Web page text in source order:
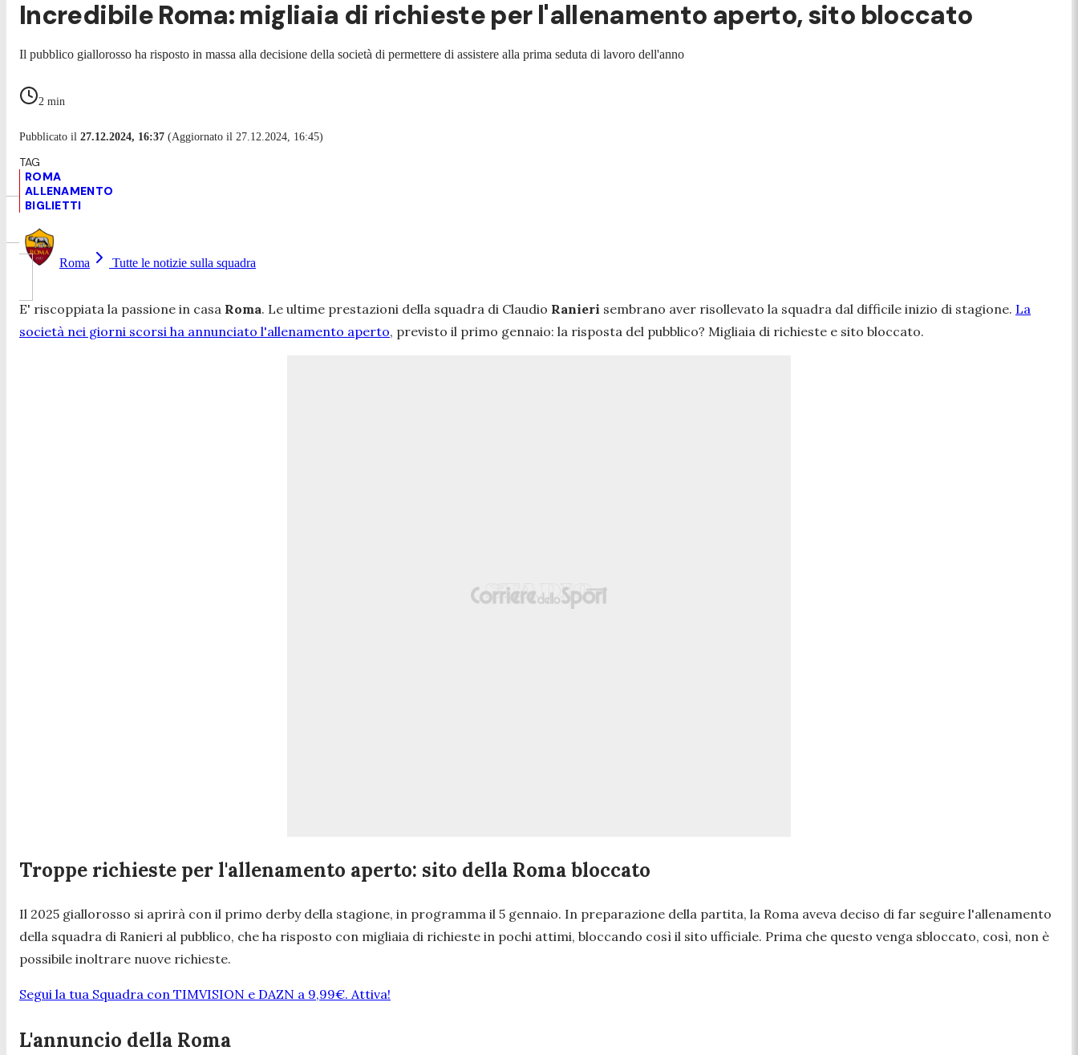
Incredibile Roma: migliaia di richieste per l'allenamento aperto, sito bloccato
Il pubblico giallorosso ha risposto in massa alla decisione della società di permettere di assistere alla prima seduta di lavoro dell'anno
2 min
Pubblicato il 27.12.2024, 16:37 (Aggiornato il 27.12.2024, 16:45)
ROMA
ALLENAMENTO
BIGLIETTI
Roma Tutte le notizie sulla squadra
E' riscoppiata la passione in casa Roma. Le ultime prestazioni della squadra di Claudio Ranieri sembrano aver risollevato la squadra dal difficile inizio di stagione. La
società nei giorni scorsi ha annunciato l'allenamento aperto, previsto il primo gennaio: la risposta del pubblico? Migliaia di richieste e sito bloccato.
Troppe richieste per l'allenamento aperto: sito della Roma bloccato
Il 2025 giallorosso si aprirà con il primo derby della stagione, in programma il 5 gennaio. In preparazione della partita, la Roma aveva deciso di far seguire l'allenamento
della squadra di Ranieri al pubblico, che ha risposto con migliaia di richieste in pochi attimi, bloccando così il sito ufficiale. Prima che questo venga sbloccato, così, non è
possibile inoltrare nuove richieste.
Segui la tua Squadra con TIMVISION e DAZN a 9,99€. Attiva!
L'annuncio della Roma